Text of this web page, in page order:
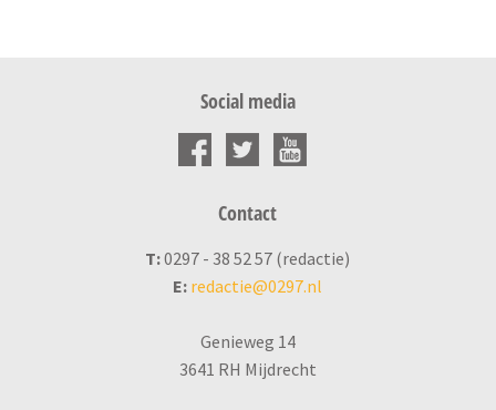
Social media
Contact
T:0297 - 38 52 57 (redactie)
E: redactie@0297.nl
Genieweg 14
3641 RH Mijdrecht